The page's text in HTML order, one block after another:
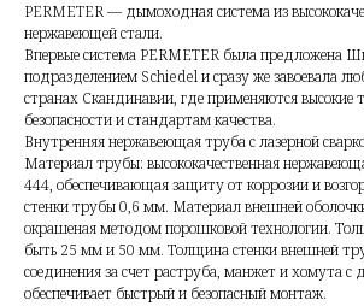
PERMETER — дымоходная система из
нержавеющей стали.
Впервые система PERMETER была предложена
подразделением Schiedel и сразу же завоевала
странах Скандинавии, где применяются высокие
безопасности и стандартам качества.
Внутренняя нержавеющая труба с лазерной
Материал трубы: высококачественная
444, обеспечивающая защиту от коррозии и
стенки трубы 0,6 мм. Материал внешней
окрашеная методом порошковой технологии.
быть 25 мм и 50 мм. Толщина стенки внешней
соединения за счет раструба, манжет и хомута с
обеспечивает быстрый и безопасный монтаж.